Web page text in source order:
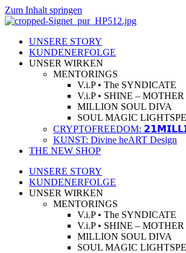
Zum Inhalt springen
UNSERE STORY
KUNDENERFOLGE
UNSER WIRKEN
MENTORINGS
V.i.P • The SYNDICATE
V.i.P • SHINE –
MILLION SOUL DIVA
SOUL MAGIC
CRYPTOFREEDOM:
KUNST: Divine heART Design
THE NEW SHOP
UNSERE STORY
KUNDENERFOLGE
UNSER WIRKEN
MENTORINGS
V.i.P • The SYNDICATE
V.i.P • SHINE –
MILLION SOUL DIVA
SOUL MAGIC